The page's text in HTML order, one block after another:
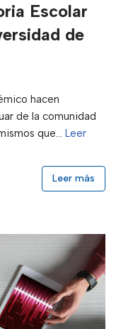
Escolar
de
hacen
de la comunidad
que… Leer
Leer más